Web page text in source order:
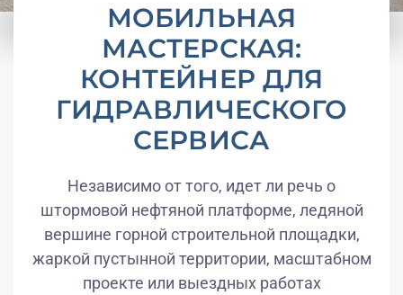
МОБИЛЬНАЯ
МАСТЕРСКАЯ:
КОНТЕЙНЕР ДЛЯ
ГИДРАВЛИЧЕСКОГО
СЕРВИСА
Независимо от того, идет ли речь о
штормовой нефтяной платформе, ледяной
вершине горной строительной площадки,
жаркой пустынной территории, масштабном
проекте или выездных работах